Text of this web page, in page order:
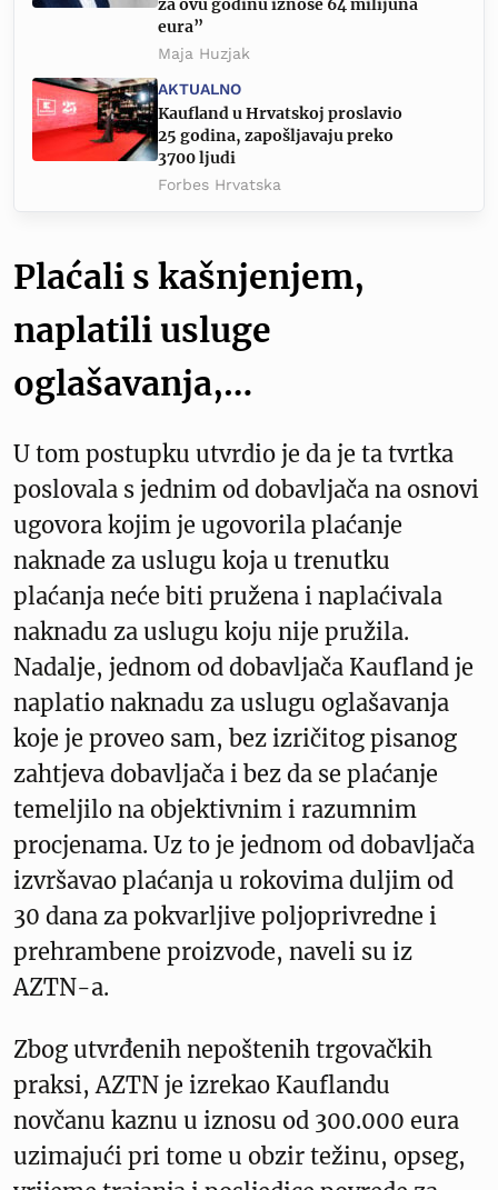
za ovu godinu iznose 64 milijuna
eura”
Maja Huzjak
AKTUALNO
Kaufland u Hrvatskoj proslavio
25 godina, zapošljavaju preko
3700 ljudi
Forbes Hrvatska
Plaćali s kašnjenjem,
naplatili usluge
oglašavanja,…
U tom postupku utvrdio je da je ta tvrtka
poslovala s jednim od dobavljača na osnovi
ugovora kojim je ugovorila plaćanje
naknade za uslugu koja u trenutku
plaćanja neće biti pružena i naplaćivala
naknadu za uslugu koju nije pružila.
Nadalje, jednom od dobavljača Kaufland je
naplatio naknadu za uslugu oglašavanja
koje je proveo sam, bez izričitog pisanog
zahtjeva dobavljača i bez da se plaćanje
temeljilo na objektivnim i razumnim
procjenama. Uz to je jednom od dobavljača
izvršavao plaćanja u rokovima duljim od
30 dana za pokvarljive poljoprivredne i
prehrambene proizvode, naveli su iz
AZTN-a.
Zbog utvrđenih nepoštenih trgovačkih
praksi, AZTN je izrekao Kauflandu
novčanu kaznu u iznosu od 300.000 eura
uzimajući pri tome u obzir težinu, opseg,